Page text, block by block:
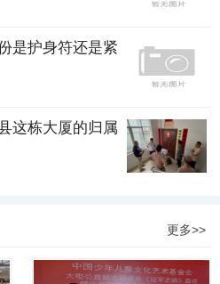
是护身符还是紧
这栋大厦的归属
更多>>